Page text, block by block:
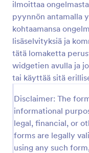
ilmoittaa
pyynnön antamalla
kohtaamansa
lisäselvityksiä ja
tätä lomaketta
widgetien avulla ja
tai käyttää sitä
Disclaimer: The
informational
legal, financial, or
forms are legally
using any such